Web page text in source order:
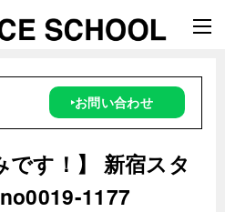
‣お問い合わせ
です！】 新宿スタ
1177